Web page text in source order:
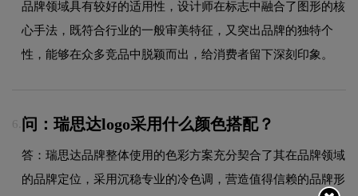
品牌领域具有较好的适用性，设计师在标志中融合了图形的核
心手法，既符合行业的一般审美特征，又突出品牌的独特个
性，能够在众多竞品中脱颖而出，给消费者留下深刻印象。
6. 问：瑞思达logo采用什么颜色搭配？
答：瑞思达品牌整体使用的色彩方案充分契合了其在品牌领域
的品牌定位，采用沉稳专业的冷色调，营造值得信赖的品牌形